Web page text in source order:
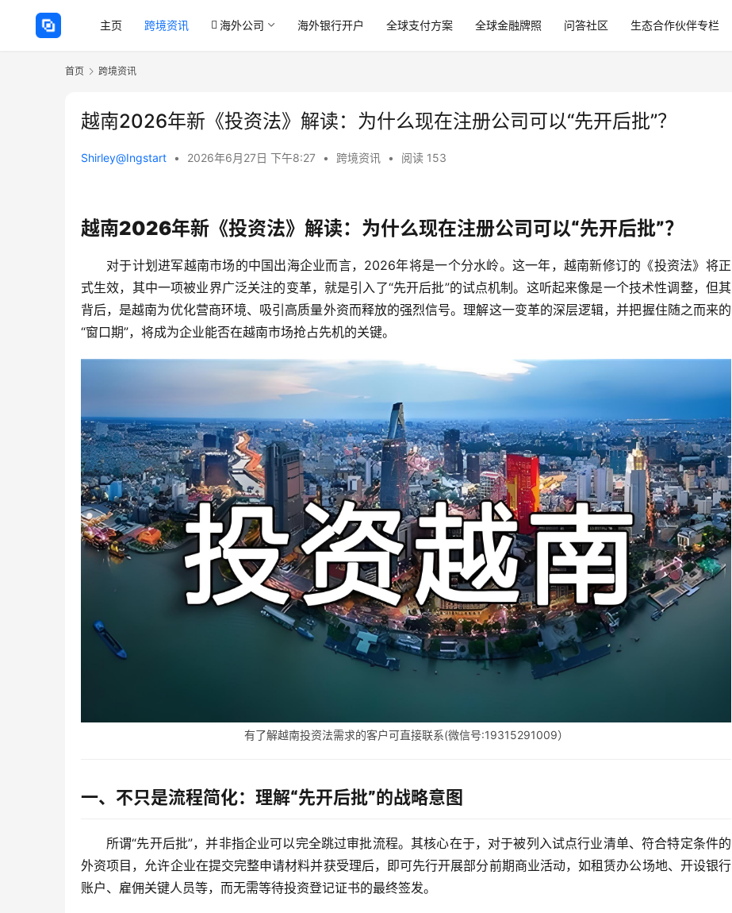
主页 跨境资讯 海外公司 海外银行开户 全球支付方案 全球金融牌照 问答社区 生态合作伙伴专栏
首页 跨境资讯
越南2026年新《投资法》解读：为什么现在注册公司可以“先开后批”？
Shirley@Ingstart • 2026年6月27日 下午8:27 • 跨境资讯 • 阅读 153
越南2026年新《投资法》解读：为什么现在注册公司可以“先开后批”？
对于计划进军越南市场的中国出海企业而言，2026年将是一个分水岭。这一年，越南新修订的《投资法》将正
式生效，其中一项被业界广泛关注的变革，就是引入了“先开后批”的试点机制。这听起来像是一个技术性调整，但其
背后，是越南为优化营商环境、吸引高质量外资而释放的强烈信号。理解这一变革的深层逻辑，并把握住随之而来的
“窗口期”，将成为企业能否在越南市场抢占先机的关键。
有了解越南投资法需求的客户可直接联系(微信号:19315291009）
一、不只是流程简化：理解“先开后批”的战略意图
所谓“先开后批”，并非指企业可以完全跳过审批流程。其核心在于，对于被列入试点行业清单、符合特定条件的
外资项目，允许企业在提交完整申请材料并获受理后，即可先行开展部分前期商业活动，如租赁办公场地、开设银行
账户、雇佣关键人员等，而无需等待投资登记证书的最终签发。